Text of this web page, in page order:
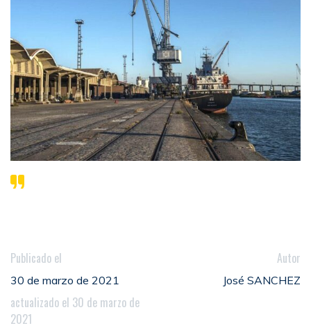
Publicado el
30 de marzo de 2021
actualizado el 30 de marzo de
2021
Autor
José SANCHEZ